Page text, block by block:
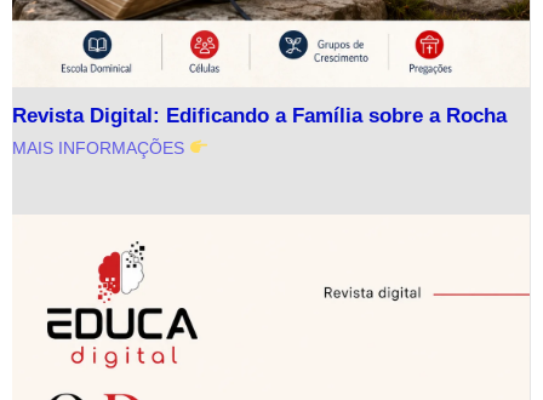
Revista Digital: Edificando a Família sobre a Rocha
MAIS INFORMAÇÕES